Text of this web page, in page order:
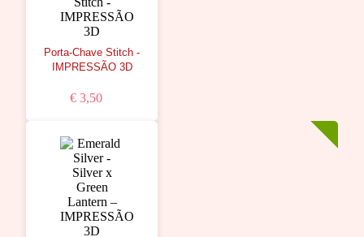
Porta-Chave Stitch -
IMPRESSÃO 3D
€ 3,50